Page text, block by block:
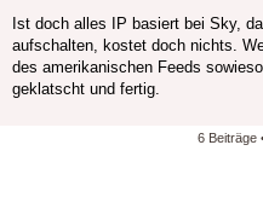
Ist doch alles IP basiert bei Sky,
aufschalten, kostet doch nichts.
des amerikanischen Feeds
geklatscht und fertig.
6 Beiträge